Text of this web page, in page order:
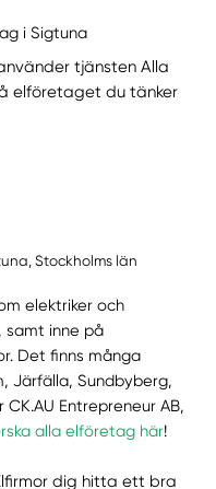
i Sigtuna
tjänsten Alla
elföretaget du tänker
Stockholms län
elektriker och
samt inne på
Det finns många
Järfälla, Sundbyberg,
Entrepreneur AB,
alla elföretag här!
dig hitta ett bra